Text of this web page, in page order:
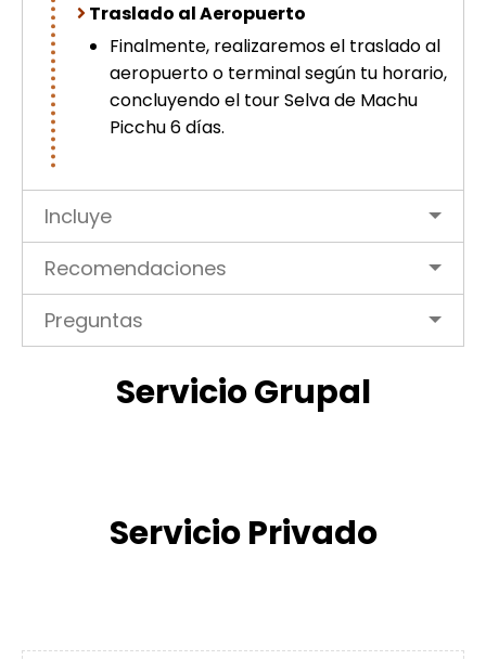
Traslado al Aeropuerto
Finalmente, realizaremos el traslado al
aeropuerto o terminal según tu horario,
concluyendo el tour Selva de Machu
Picchu 6 días.
Incluye
Recomendaciones
Preguntas
Servicio Grupal
Servicio Privado